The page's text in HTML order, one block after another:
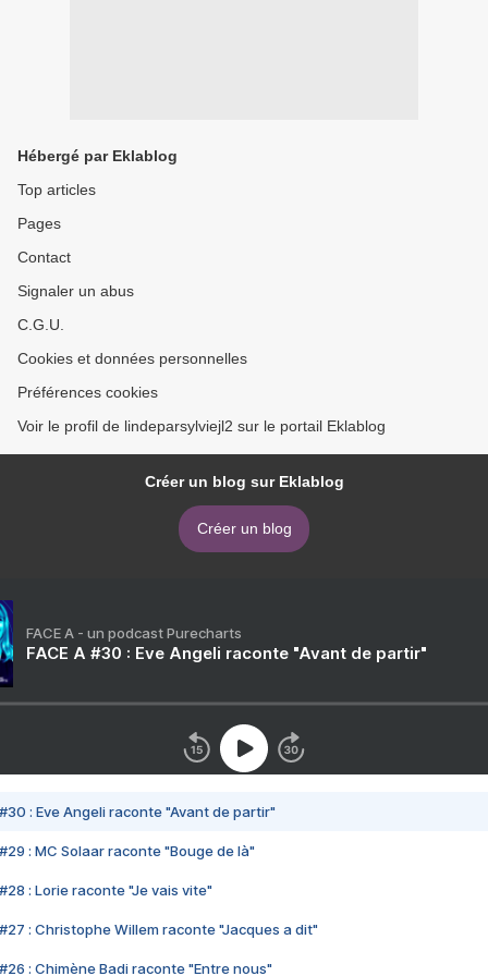
Hébergé par Eklablog
Top articles
Pages
Contact
Signaler un abus
C.G.U.
Cookies et données personnelles
Préférences cookies
Voir le profil de lindeparsylviejl2 sur le portail Eklablog
Créer un blog sur Eklablog
Créer un blog
FACE A - un podcast Purecharts
FACE A #30 : Eve Angeli raconte "Avant de partir"
#30 : Eve Angeli raconte "Avant de partir"
#29 : MC Solaar raconte "Bouge de là"
#28 : Lorie raconte "Je vais vite"
#27 : Christophe Willem raconte "Jacques a dit"
#26 : Chimène Badi raconte "Entre nous"